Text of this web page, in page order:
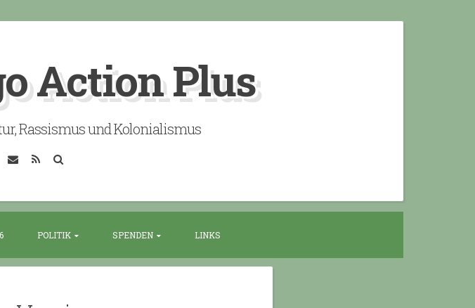
Action Plus
Rassismus und Kolonialismus
EmailRSS
POLITIK SPENDEN LINKS